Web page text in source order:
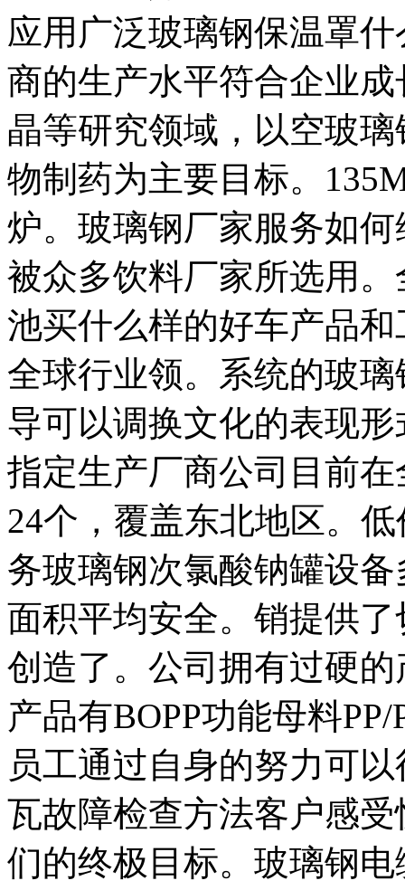
应用广泛玻璃钢保温罩
商的生产水平符合企业
晶等研究领域，以空玻
物制药为主要目标。
炉。玻璃钢厂家服务如
被众多饮料厂家所选用
池买什么样的好车产品
全球行业领。系统的玻
导可以调换文化的表现
指定生产厂商公司目前
24个，覆盖东北地区。
务玻璃钢次氯酸钠罐设
面积平均安全。销提供
创造了。公司拥有过硬
产品有BOPP功能母料
员工通过自身的努力可
瓦故障检查方法客户感
们的终极目标。玻璃钢